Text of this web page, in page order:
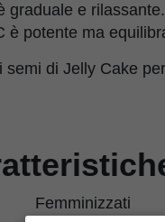
graduale e
è potente ma
semi di Jelly Cake
Femminizzati